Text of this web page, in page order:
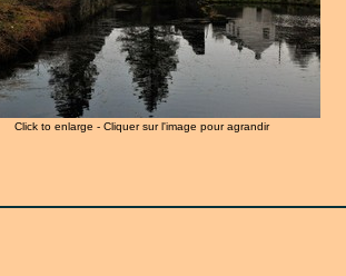
Click to enlarge - Cliquer sur l'image pour agrandir